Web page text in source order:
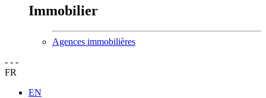
Immobilier
Agences immobilières
- - -
FR
EN